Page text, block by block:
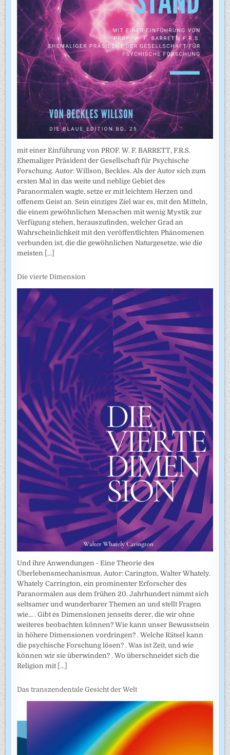
mit einer Einführung von PROF. W. F. BARRETT, F.R.S.
Ehemaliger Präsident der Gesellschaft für Psychische
Forschung. Autor: Willson, Beckles. Als der Autor sich zum
ersten Mal in das weite und neblige Gebiet des
Paranormalen wagte, setze er mit leichtem Herzen und
offenem Geist an. Sein einziges Ziel war es, mit den Mitteln,
die einem gewöhnlichen Menschen mit wenig Mystik zur
Verfügung stehen, herauszufinden, welcher Grad an
Wahrscheinlichkeit mit den veröffentlichten Phänomenen
verbunden ist, die die gewöhnlichen Naturgesetze, wie die
meisten [...]
Die vierte Dimension
Und ihre Anwendungen - Eine Theorie des
Überlebensmechanismus. Autor: Carington, Walter Whately.
Whately Carrington, ein prominenter Erforscher des
Paranormalen aus dem frühen 20. Jahrhundert nimmt sich
seltsamer und wunderbarer Themen an und stellt Fragen
wie... . Gibt es Dimensionen jenseits derer, die wir ohne
weiteres beobachten können? Wie kann unser Bewusstsein
in höhere Dimensionen vordringen? . Welche Rätsel kann
die psychische Forschung lösen? . Was ist Zeit, und wie
können wir sie überwinden? . Wo überschneidet sich die
Religion mit [...]
Das transzendentale Gesicht der Welt